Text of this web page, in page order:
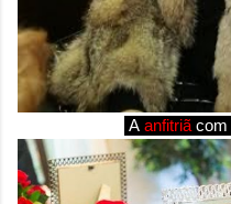
A anfitriã com